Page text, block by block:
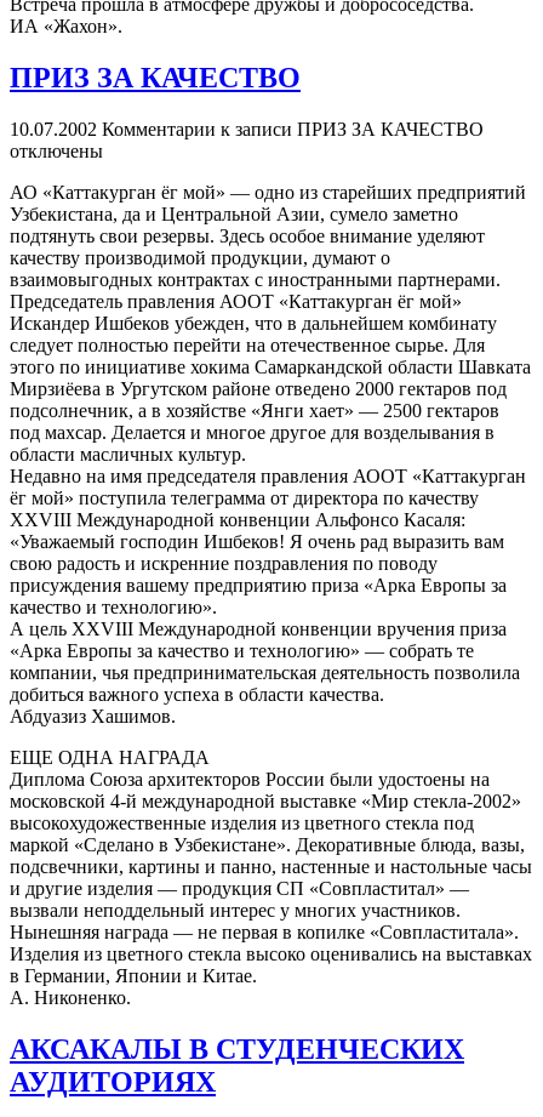
Встреча прошла в атмосфере дружбы и добрососедства.
ИА «Жахон».
ПРИЗ ЗА КАЧЕСТВО
10.07.2002 Комментарии к записи ПРИЗ ЗА КАЧЕСТВО
отключены
АО «Каттакурган ёг мой» — одно из старейших предприятий
Узбекистана, да и Центральной Азии, сумело заметно
подтянуть свои резервы. Здесь особое внимание уделяют
качеству производимой продукции, думают о
взаимовыгодных контрактах с иностранными партнерами.
Председатель правления АООТ «Каттакурган ёг мой»
Искандер Ишбеков убежден, что в дальнейшем комбинату
следует полностью перейти на отечественное сырье. Для
этого по инициативе хокима Самаркандской области Шавката
Мирзиёева в Ургутском районе отведено 2000 гектаров под
подсолнечник, а в хозяйстве «Янги хает» — 2500 гектаров
под махсар. Делается и многое другое для возделывания в
области масличных культур.
Недавно на имя председателя правления АООТ «Каттакурган
ёг мой» поступила телеграмма от директора по качеству
XXVIII Международной конвенции Альфонсо Касаля:
«Уважаемый господин Ишбеков! Я очень рад выразить вам
свою радость и искренние поздравления по поводу
присуждения вашему предприятию приза «Арка Европы за
качество и технологию».
А цель XXVIII Международной конвенции вручения приза
«Арка Европы за качество и технологию» — собрать те
компании, чья предпринимательская деятельность позволила
добиться важного успеха в области качества.
Абдуазиз Хашимов.
ЕЩЕ ОДНА НАГРАДА
Диплома Союза архитекторов России были удостоены на
московской 4-й международной выставке «Мир стекла-2002»
высокохудожественные изделия из цветного стекла под
маркой «Сделано в Узбекистане». Декоративные блюда, вазы,
подсвечники, картины и панно, настенные и настольные часы
и другие изделия — продукция СП «Совпластитал» —
вызвали неподдельный интерес у многих участников.
Нынешняя награда — не первая в копилке «Совпластитала».
Изделия из цветного стекла высоко оценивались на выставках
в Германии, Японии и Китае.
А. Никоненко.
АКСАКАЛЫ В СТУДЕНЧЕСКИХ
АУДИТОРИЯХ